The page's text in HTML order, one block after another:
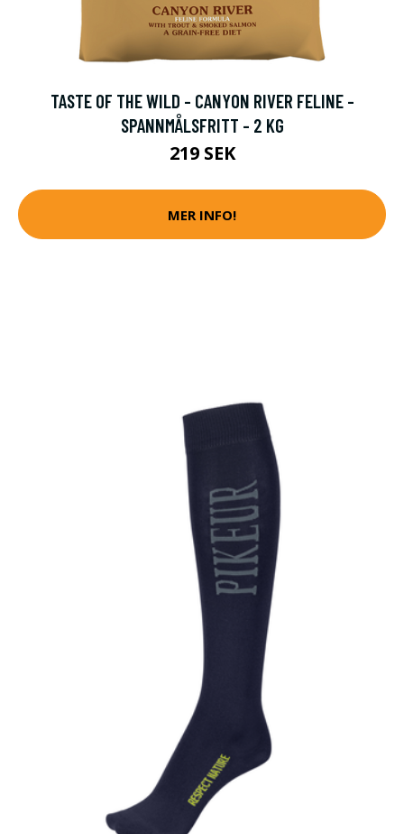
TASTE OF THE WILD - CANYON RIVER FELINE -
SPANNMÅLSFRITT - 2 KG
219 SEK
MER INFO!